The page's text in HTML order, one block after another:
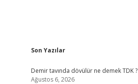
Sidebar
Son Yazılar
Demir tavında dövülür ne demek TDK ?
Ağustos 6, 2026
hiltonbetBetexper giriş adresi